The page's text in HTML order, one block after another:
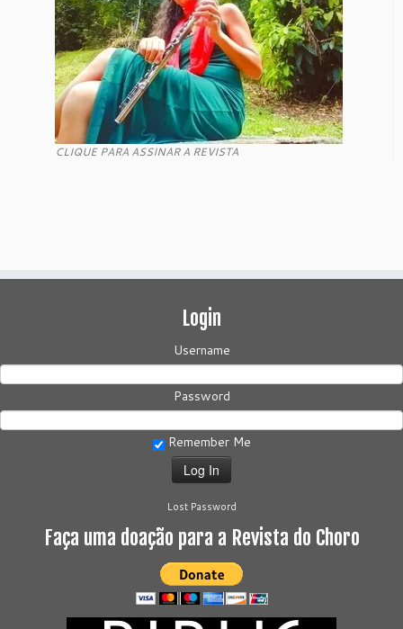
CLIQUE PARA ASSINAR A REVISTA
Login
Username
Password
Remember Me
Lost Password
Faça uma doação para a Revista do Choro